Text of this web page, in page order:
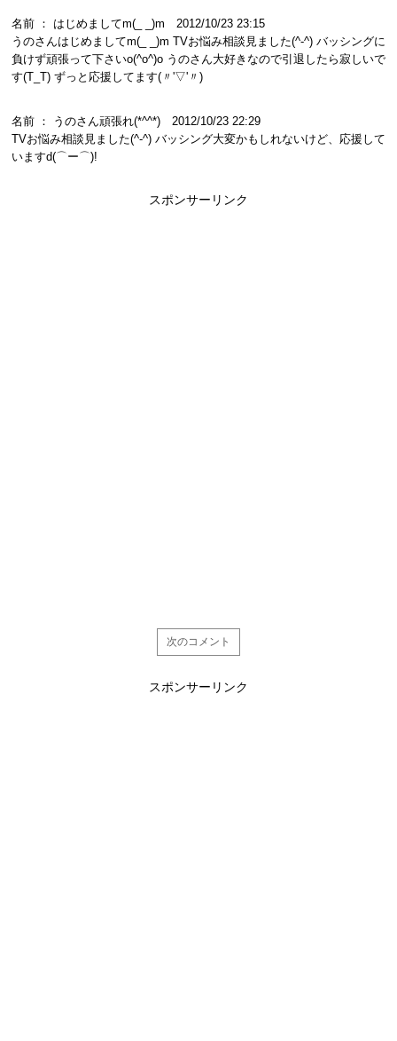
名前 ： はじめましてm(_ _)m 2012/10/23 23:15
うのさんはじめましてm(_ _)m TVお悩み相談見ました(^-^) バッシングに
負けず頑張って下さいo(^o^)o うのさん大好きなので引退したら寂しいで
す(T_T) ずっと応援してます(〃'▽'〃)
名前 ： うのさん頑張れ(*^^*) 2012/10/23 22:29
TVお悩み相談見ました(^-^) バッシング大変かもしれないけど、応援して
いますd(⌒ー⌒)!
スポンサーリンク
次のコメント
スポンサーリンク